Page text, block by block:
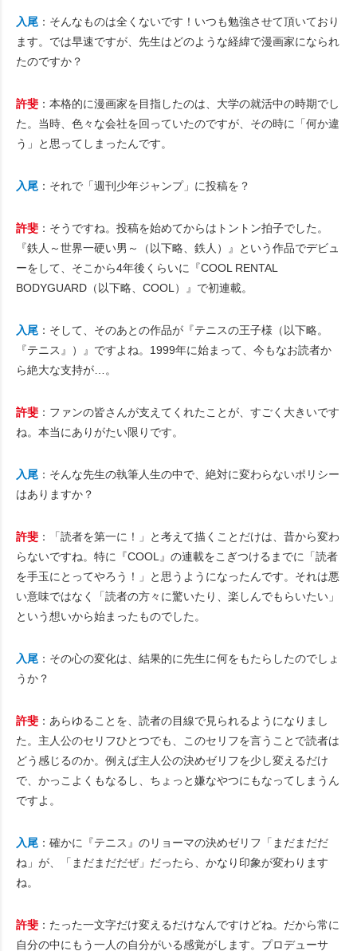
入尾 ：そんなものは全くないです！いつも勉強させて頂いており
ます。では早速ですが、先生はどのような経緯で漫画家になられ
たのですか？
許斐 ：本格的に漫画家を目指したのは、大学の就活中の時期でし
た。当時、色々な会社を回っていたのですが、その時に「何か違
う」と思ってしまったんです。
入尾 ：それで「週刊少年ジャンプ」に投稿を？
許斐 ：そうですね。投稿を始めてからはトントン拍子でした。
『鉄人～世界一硬い男～（以下略、鉄人）』という作品でデビュ
ーをして、そこから4年後くらいに『COOL RENTAL
BODYGUARD（以下略、COOL）』で初連載。
入尾 ：そして、そのあとの作品が『テニスの王子様（以下略。
『テニス』）』ですよね。1999年に始まって、今もなお読者か
ら絶大な支持が…。
許斐 ：ファンの皆さんが支えてくれたことが、すごく大きいです
ね。本当にありがたい限りです。
入尾 ：そんな先生の執筆人生の中で、絶対に変わらないポリシー
はありますか？
許斐 ：「読者を第一に！」と考えて描くことだけは、昔から変わ
らないですね。特に『COOL』の連載をこぎつけるまでに「読者
を手玉にとってやろう！」と思うようになったんです。それは悪
い意味ではなく「読者の方々に驚いたり、楽しんでもらいたい」
という想いから始まったものでした。
入尾 ：その心の変化は、結果的に先生に何をもたらしたのでしょ
うか？
許斐 ：あらゆることを、読者の目線で見られるようになりまし
た。主人公のセリフひとつでも、このセリフを言うことで読者は
どう感じるのか。例えば主人公の決めゼリフを少し変えるだけ
で、かっこよくもなるし、ちょっと嫌なやつにもなってしまうん
ですよ。
入尾 ：確かに『テニス』のリョーマの決めゼリフ「まだまだだ
ね」が、「まだまだだぜ」だったら、かなり印象が変わります
ね。
許斐 ：たった一文字だけ変えるだけなんですけどね。だから常に
自分の中にもう一人の自分がいる感覚がします。プロデューサ